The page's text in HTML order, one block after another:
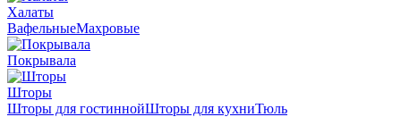
Халаты
ВафельныеМахровые
Покрывала
Шторы
Шторы для гостиннойШторы для кухниТюль